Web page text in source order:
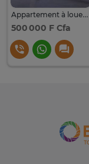
Appartement à louer aux Almadies
500 000 F Cfa